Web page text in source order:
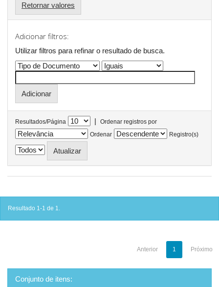
Retornar valores
Adicionar filtros:
Utilizar filtros para refinar o resultado de busca.
Resultados/Página |
Ordenar registros por
Ordenar
Registro(s)
Resultado 1-1 de 1.
Anterior 1 Próximo
Conjunto de itens: